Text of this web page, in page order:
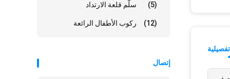
سلّم قلعة الارتداد (5)
ركوب الأطفال الرائعة (12)
إتصال